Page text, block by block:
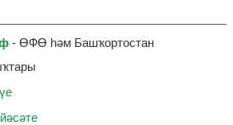
- ӨФӨ һәм Башҡортостан